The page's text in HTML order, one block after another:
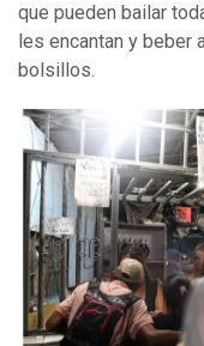
que pueden bailar
les encantan y beber
bolsillos.